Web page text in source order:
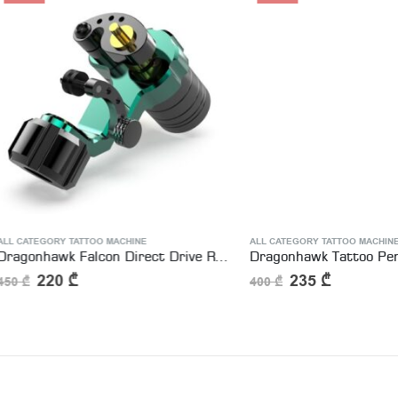
TATTOO MACHINE
Dragonhawk Falcon Direct Drive Rotary Tattoo Machine
₾
ALL CATEGORY TATTOO MACHINE ,PERMANENT
235₾